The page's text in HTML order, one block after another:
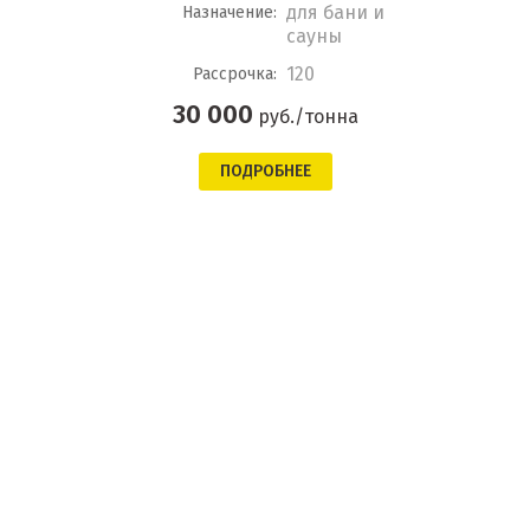
Назначение: для бани и
сауны
Рассрочка: 120
30 000 руб./тонна
ПОДРОБНЕЕ